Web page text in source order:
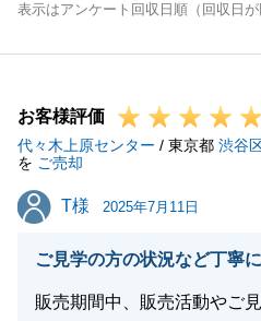
表示はアンケート回収日順（回収日が
お客様評価
代々木上原センター / 東京都 渋谷
を ご売却
T様
T様 2025年7月11日
ご見学の方の状況など丁寧
販売期間中、販売活動やご